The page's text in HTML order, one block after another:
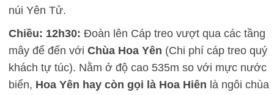
núi Yên Tử.
Chiều: 12h30: Đoàn lên Cáp treo vượt qua các tầng
mây để đến với Chùa Hoa Yên (Chi phí cáp treo quý
khách tự túc). Nằm ở độ cao 535m so với mực nước
biển, Hoa Yên hay còn gọi là Hoa Hiên là ngôi chùa